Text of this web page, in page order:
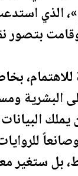
الذي
بتصور
البشرية
بل ستغير